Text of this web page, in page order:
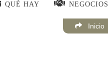
QUÉ HAY NEGOCIOS
Inicio